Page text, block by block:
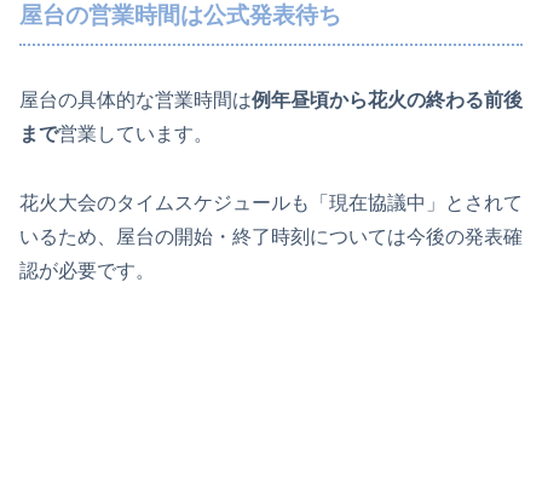
屋台の営業時間は公式発表待ち
屋台の具体的な営業時間は例年昼頃から花火の終わる前後
まで営業しています。
花火大会のタイムスケジュールも「現在協議中」とされて
いるため、屋台の開始・終了時刻については今後の発表確
認が必要です。